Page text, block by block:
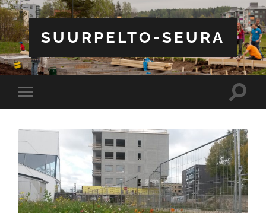
SUURPELTO-SEURA
Toggle
mobile
Toggle